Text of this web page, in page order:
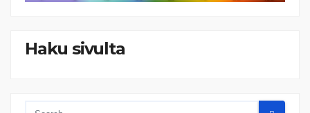
Haku sivulta